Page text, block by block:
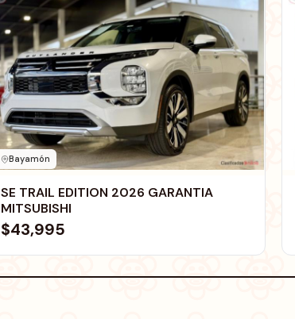
Bayamón
SE TRAIL EDITION 2026 GARANTIA
MITSUBISHI
$43,995